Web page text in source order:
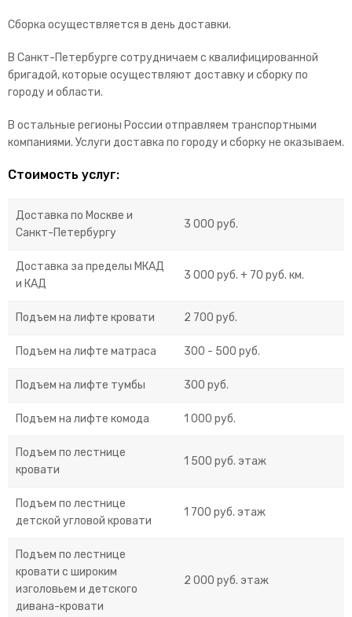
Сборка осуществляется в день доставки.
В Санкт-Петербурге сотрудничаем с квалифицированной
бригадой, которые осуществляют доставку и сборку по
городу и области.
В остальные регионы России отправляем транспортными
компаниями. Услуги доставка по городу и сборку не оказываем.
Стоимость услуг:
Доставка по Москве и
Санкт-Петербургу
3 000 руб.
Доставка за пределы МКАД
и КАД
3 000 руб. + 70 руб. км.
Подъем на лифте кровати 2 700 руб.
Подъем на лифте матраса 300 - 500 руб.
Подъем на лифте тумбы 300 руб.
Подъем на лифте комода 1 000 руб.
Подъем по лестнице
кровати
1 500 руб. этаж
Подъем по лестнице
детской угловой кровати
1 700 руб. этаж
Подъем по лестнице
кровати с широким
изголовьем и детского
дивана-кровати
2 000 руб. этаж